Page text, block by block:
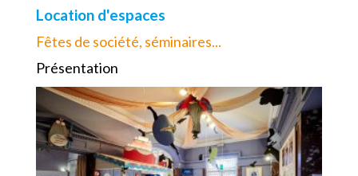
Location d'espaces
Fêtes de société, séminaires...
Présentation